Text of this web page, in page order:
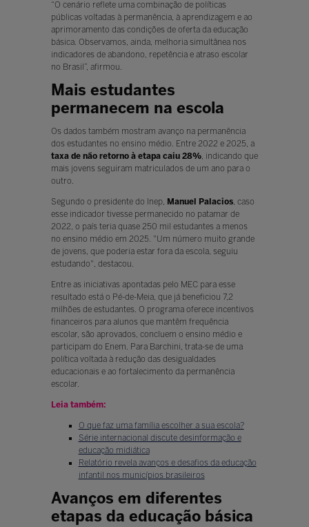
“O cenário reflete uma combinação de políticas
públicas voltadas à permanência, à aprendizagem e ao
aprimoramento das condições de oferta da educação
básica. Observamos, ainda, melhoria simultânea nos
indicadores de abandono, repetência e atraso escolar
no Brasil”, afirmou.
Mais estudantes
permanecem na escola
Os dados também mostram avanço na permanência
dos estudantes no ensino médio. Entre 2022 e 2025, a
taxa de não retorno à etapa caiu 28%, indicando que
mais jovens seguiram matriculados de um ano para o
outro.
Segundo o presidente do Inep, Manuel Palacios, caso
esse indicador tivesse permanecido no patamar de
2022, o país teria quase 250 mil estudantes a menos
no ensino médio em 2025. "Um número muito grande
de jovens, que poderia estar fora da escola, seguiu
estudando", destacou.
Entre as iniciativas apontadas pelo MEC para esse
resultado está o Pé-de-Meia, que já beneficiou 7,2
milhões de estudantes. O programa oferece incentivos
financeiros para alunos que mantêm frequência
escolar, são aprovados, concluem o ensino médio e
participam do Enem. Para Barchini, trata-se de uma
política voltada à redução das desigualdades
educacionais e ao fortalecimento da permanência
escolar.
Leia também:
O que faz uma família escolher a sua escola?
Série internacional discute desinformação e
educação midiática
Relatório revela avanços e desafios da educação
infantil nos municípios brasileiros
Avanços em diferentes
etapas da educação básica